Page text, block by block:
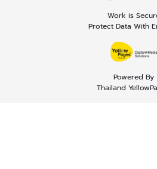
Work is
Protect Data With
Powered By
Thailand